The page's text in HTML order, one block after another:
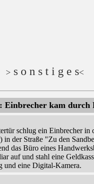
> s o n s t i g e s<
Einbrecher kam
schlug ein Einbrecher in
in der Straße "Zu den
das Büro eines
auf und stahl eine
und eine Digital-Kamera.